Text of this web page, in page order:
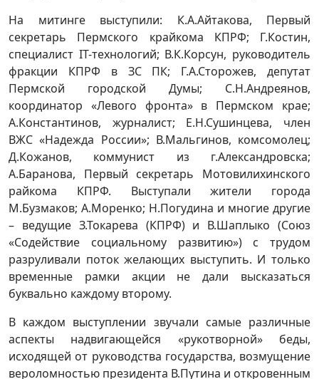
На митинге выступили: К.А.Айтакова, Первый
секретарь Пермского крайкома КПРФ; Г.Костин,
специалист IT-технологий; В.К.Корсун, руководитель
фракции КПРФ в ЗС ПК; Г.А.Сторожев, депутат
Пермской городской Думы; С.Н.Андреянов,
координатор «Левого фронта» в Пермском крае;
А.Константинов, журналист; Е.Н.Сушинцева, член
ВЖС «Надежда России»; В.Мальгинов, комсомолец;
Д.Кожанов, коммунист из г.Александровска;
А.Баранова, Первый секретарь Мотовилихинского
райкома КПРФ. Выступали жители города
М.Бузмаков; А.Моренко; Н.Погудина и многие другие
– ведущие З.Токарева (КПРФ) и В.Шаплыко (Союз
«Содействие социальному развитию») с трудом
разруливали поток желающих выступить. И только
временные рамки акции не дали высказаться
буквально каждому второму.
В каждом выступлении звучали самые различные
аспекты надвигающейся «рукотворной» беды,
исходящей от руководства государства, возмущение
вероломностью президента В.Путина и откровенным